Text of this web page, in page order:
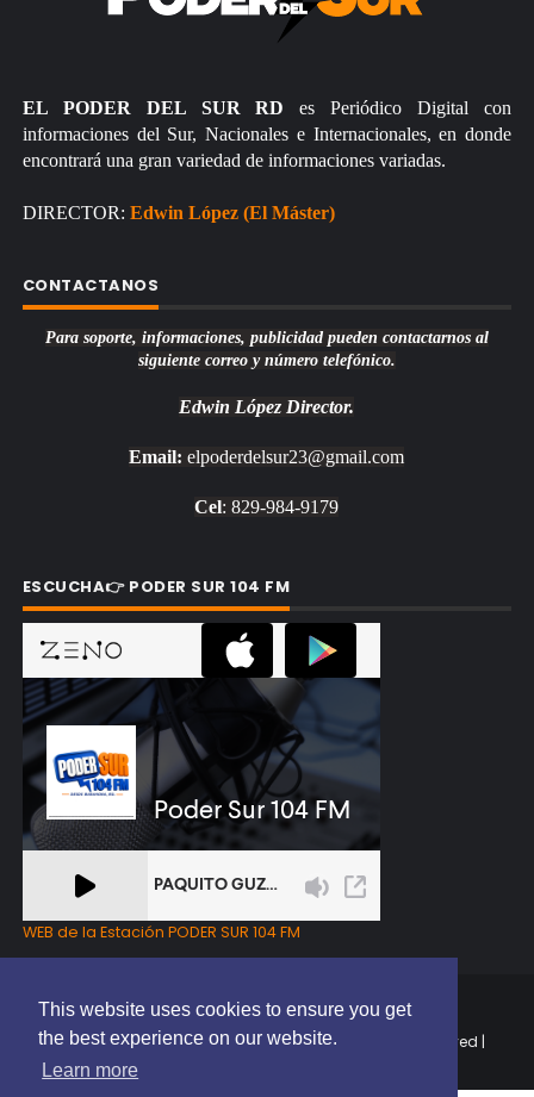
This website uses cookies to ensure you get
the best experience on our website.
Learn more
EL PODER DEL SUR RD es Periódico Digital con
informaciones del Sur, Nacionales e Internacionales, en donde
encontrará una gran variedad de informaciones variadas.
DIRECTOR: Edwin López (El Máster)
CONTACTANOS
Para soporte, informaciones, publicidad pueden contactarnos al
siguiente correo y número telefónico.
Edwin López Director.
Email: elpoderdelsur23@gmail.com
Cel: 829-984-9179
ESCUCHA👉 PODER SUR 104 FM
WEB de la Estación PODER SUR 104 FM
Copyright © 2025 | EL PODER DEL SUR RD | All Rights Reserved |